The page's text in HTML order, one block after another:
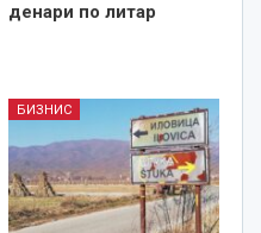
денари по литар
БИЗНИС